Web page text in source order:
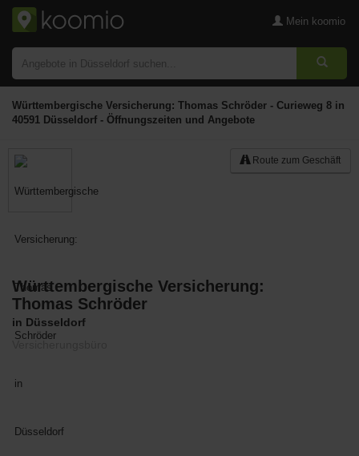
Mein koomio
Württembergische Versicherung: Thomas Schröder - Curieweg 8 in
40591 Düsseldorf - Öffnungszeiten und Angebote
Route zum Geschäft
Württembergische Versicherung:
Thomas Schröder
in Düsseldorf